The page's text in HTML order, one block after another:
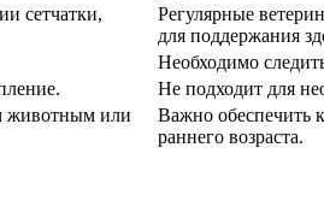
сетчатки,
Регулярные
для поддержания
Необходимо
Не подходит для
животным или
Важно обеспечить
раннего возраста.